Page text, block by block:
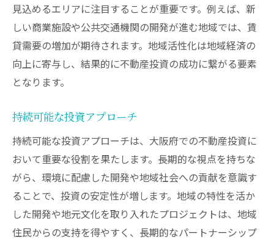
見込めるエリアに注目することが重要です。例えば、新
しい商業施設や公共交通機関の開発が進む地域では、賃
貸需要の増加が期待されます。地域活性化は地域経済の
向上に寄与し、結果的に不動産投資の成功に繋がる要素
となります。
持続可能な投資アプローチ
持続可能な投資アプローチは、大阪府での不動産投資に
おいて重要な役割を果たします。長期的な視点を持ちな
がら、環境に配慮した開発や地域社会への貢献を意識す
ることで、投資の安定性が増します。地域の特性を活か
した開発や地元文化を取り入れたプロジェクトは、地域
住民からの支持を得やすく、長期的なパートナーシップ